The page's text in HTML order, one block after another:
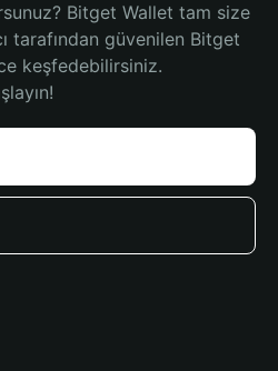
Bitget Wallet tam size
tarafından güvenilen Bitget
keşfedebilirsiniz.